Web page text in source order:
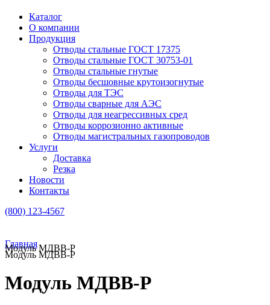
Каталог
О компании
Продукция
Отводы стальные ГОСТ 17375
Отводы стальные ГОСТ 30753-01
Отводы стальные гнутые
Отводы бесшовные крутоизогнутые
Отводы для ТЭС
Отводы сварные для АЭС
Отводы для неагрессивных сред
Отводы коррозионно активные
Отводы магистральных газопроводов
Услуги
Доставка
Резка
Новости
Контакты
(800) 123-4567
Главная
Модуль МДВВ-Р
Модуль МДВВ-Р
Модуль МДВВ-Р